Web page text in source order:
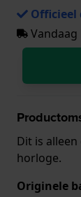
Officieel
Dit is
horloge.
Originele